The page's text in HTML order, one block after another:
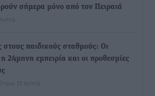
σήμερα μόνο από τον Πειραιά
στους παιδικούς σταθμούς: Οι
24μηνη εμπειρία και οι προθεσμίες
πριν 13 λεπτά